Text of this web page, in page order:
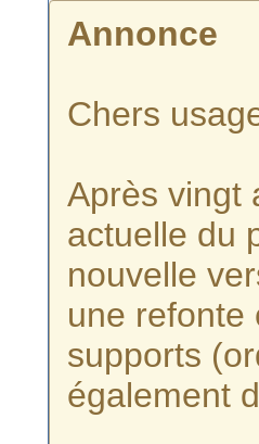
Annonce
Chers
Après vingt
actuelle du
nouvelle
une refonte
supports
également